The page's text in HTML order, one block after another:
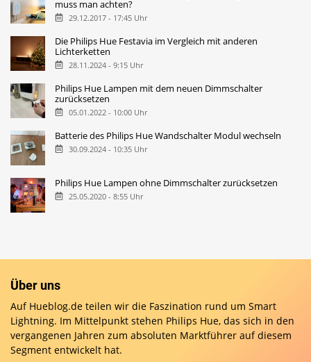
muss man achten?
29.12.2017 - 17:45 Uhr
Die Philips Hue Festavia im Vergleich mit anderen
Lichterketten
28.11.2024 - 9:15 Uhr
Philips Hue Lampen mit dem neuen Dimmschalter
zurücksetzen
05.01.2022 - 10:00 Uhr
Batterie des Philips Hue Wandschalter Modul wechseln
30.09.2024 - 10:35 Uhr
Philips Hue Lampen ohne Dimmschalter zurücksetzen
25.05.2020 - 8:55 Uhr
Über uns
Auf Hueblog.de teilen wir die Faszination rund um Smart
Lightning. Im Mittelpunkt stehen Philips Hue, das sich in den
vergangenen Jahren zum absoluten Marktführer auf diesem
Segment entwickelt hat.